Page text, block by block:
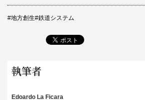
地⽅創⽣ 鉄道システム
執筆者
Edoardo La Ficara